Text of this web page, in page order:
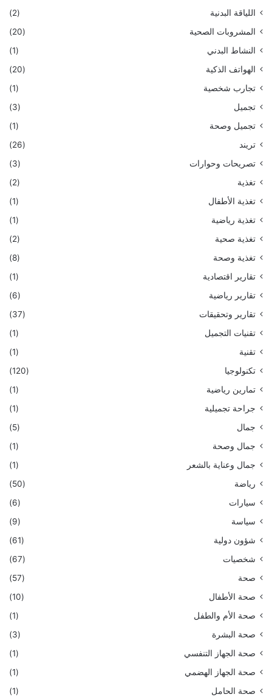
اللياقة البدنية
(2)
المشروبات الصحية
(20)
النشاط البدني
(1)
الهواتف الذكية
(20)
تجارب شخصية
(1)
تجميل
(3)
تجميل وصحة
(1)
تريند
(26)
تصريحات وحوارات
(3)
تغذية
(2)
تغذية الأطفال
(1)
تغذية رياضية
(1)
تغذية صحية
(2)
تغذية وصحة
(8)
تقارير اقتصادية
(1)
تقارير رياضية
(6)
تقارير وتحقيقات
(37)
تقنيات التجميل
(1)
تقنية
(1)
تكنولوجيا
(120)
تمارين رياضية
(1)
جراحة تجميلية
(1)
جمال
(5)
جمال وصحة
(1)
جمال وعناية بالشعر
(1)
رياضة
(50)
سيارات
(6)
سياسة
(9)
شؤون دولية
(61)
شخصيات
(67)
صحة
(57)
صحة الأطفال
(10)
صحة الأم والطفل
(1)
صحة البشرة
(3)
صحة الجهاز التنفسي
(1)
صحة الجهاز الهضمي
(1)
صحة الحامل
(1)